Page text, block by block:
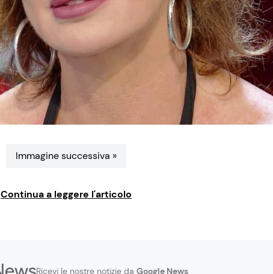
Immagine successiva »
Continua a leggere l'articolo
Ricevi le nostre notizie da Google News